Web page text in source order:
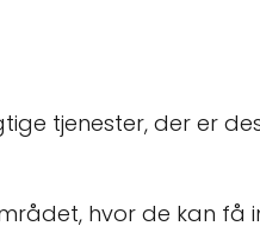
tjenester, der er
hvor de kan